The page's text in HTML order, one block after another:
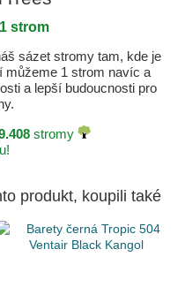
1 strom
sázet stromy tam, kde je
můžeme 1 strom navíc a
a lepší budoucnosti pro
stromy
produkt, koupili také